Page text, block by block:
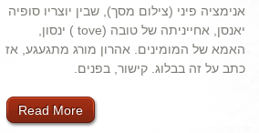
אנימציה פיני (צילום מסך), שבין יוצריו סופיה
יאנסן, אחייניתה של טובה (tove ) ינסון,
האמא של המומינים. אהרון מורג מתגעגע, אז
כתב על זה בבלוג. קישור, בפנים.
Read More